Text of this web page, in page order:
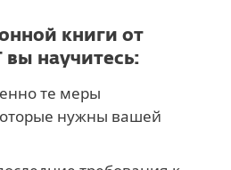
книги от
вы научитесь:
те меры
нужны вашей